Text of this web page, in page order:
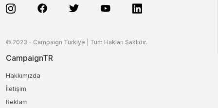
© 2023 - Campaign Türkiye | Tüm Hakları Saklıdır.
CampaignTR
Hakkımızda
İletişim
Reklam